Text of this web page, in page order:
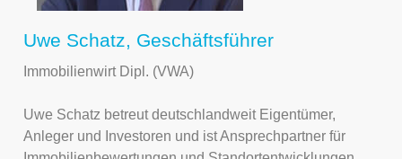
Uwe Schatz, Geschäftsführer
Immobilienwirt Dipl. (VWA)
Uwe Schatz betreut deutschlandweit Eigentümer,
Anleger und Investoren und ist Ansprechpartner für